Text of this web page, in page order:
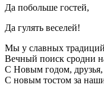
Да побольше гостей,
Да гулять веселей!
Мы у славных
Вечный поиск сродни
С Новым годом, друзья,
С новым тостом за